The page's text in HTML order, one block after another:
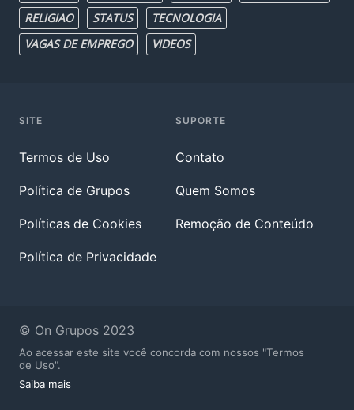
RELIGIAO
STATUS
TECNOLOGIA
VAGAS DE EMPREGO
VIDEOS
SITE
Termos de Uso
Política de Grupos
Políticas de Cookies
Política de Privacidade
SUPORTE
Contato
Quem Somos
Remoção de Conteúdo
© On Grupos 2023
Ao acessar este site você concorda com nossos "Termos
de Uso".
Saiba mais